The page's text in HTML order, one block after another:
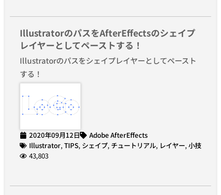
IllustratorのパスをAfterEffectsのシェイプ
レイヤーとしてペーストする！
Illustratorのパスをシェイプレイヤーとしてペースト
する！
2020年09月12日
Adobe AfterEffects
Illustrator, TIPS, シェイプ, チュートリアル, レイヤー, 小技
43,803